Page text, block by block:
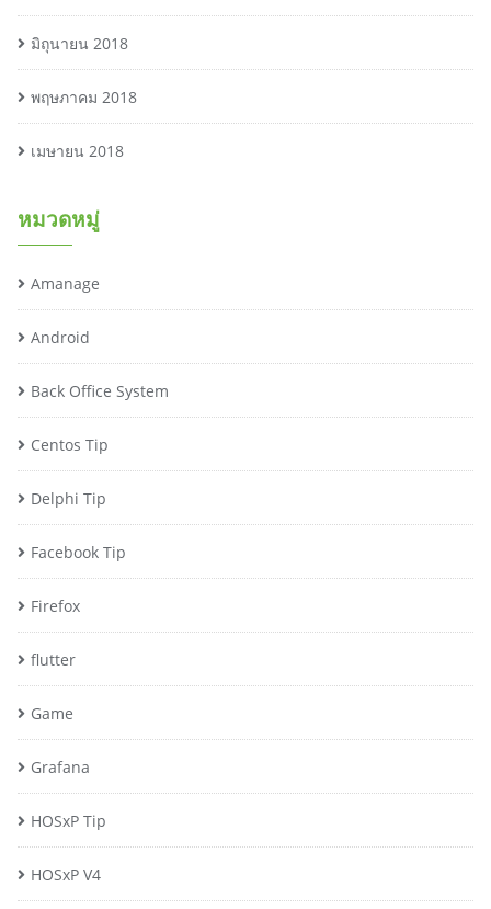
มิถุนายน 2018
พฤษภาคม 2018
เมษายน 2018
หมวดหมู่
Amanage
Android
Back Office System
Centos Tip
Delphi Tip
Facebook Tip
Firefox
flutter
Game
Grafana
HOSxP Tip
HOSxP V4